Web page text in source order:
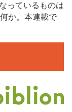
っているものは
か。本連載で